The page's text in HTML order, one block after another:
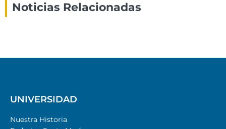
Noticias Relacionadas
UNIVERSIDAD
Nuestra Historia